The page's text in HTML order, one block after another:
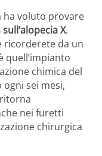
ha voluto provare
X.
ricorderete da un
quell’impianto
chimica del
sei mesi,
nei furetti
chirurgica